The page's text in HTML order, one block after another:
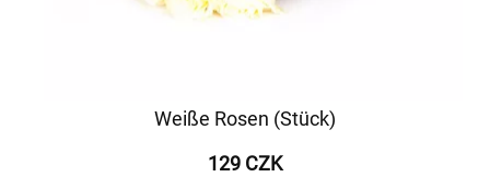
Weiße Rosen (Stück)
129 CZK